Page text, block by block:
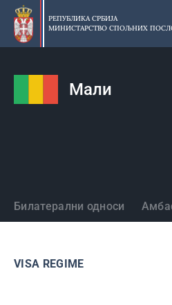
Прескочи
главни
део
РЕПУБЛИКА СРБИЈА
МИНИСТАРСТВО СПОЉНИХ
Мали
Државе
Билатерални односи
VISA REGIME